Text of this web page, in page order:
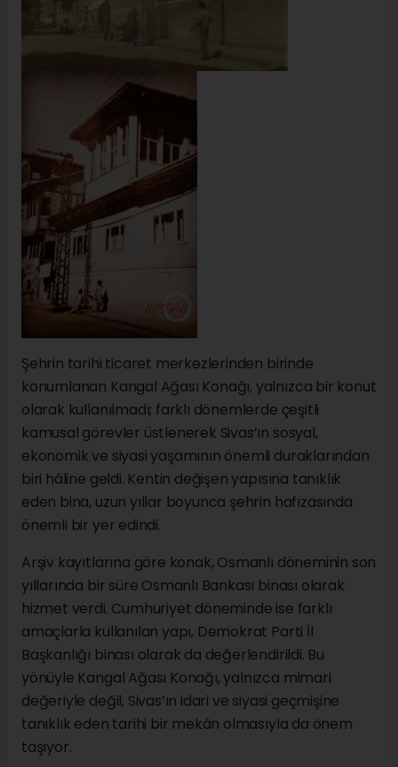
Şehrin tarihi ticaret merkezlerinden birinde
konumlanan Kangal Ağası Konağı, yalnızca bir konut
olarak kullanılmadı; farklı dönemlerde çeşitli
kamusal görevler üstlenerek Sivas’ın sosyal,
ekonomik ve siyasi yaşamının önemli duraklarından
biri hâline geldi. Kentin değişen yapısına tanıklık
eden bina, uzun yıllar boyunca şehrin hafızasında
önemli bir yer edindi.
Arşiv kayıtlarına göre konak, Osmanlı döneminin son
yıllarında bir süre Osmanlı Bankası binası olarak
hizmet verdi. Cumhuriyet döneminde ise farklı
amaçlarla kullanılan yapı, Demokrat Parti İl
Başkanlığı binası olarak da değerlendirildi. Bu
yönüyle Kangal Ağası Konağı, yalnızca mimari
değeriyle değil, Sivas’ın idari ve siyasi geçmişine
tanıklık eden tarihi bir mekân olmasıyla da önem
taşıyor.